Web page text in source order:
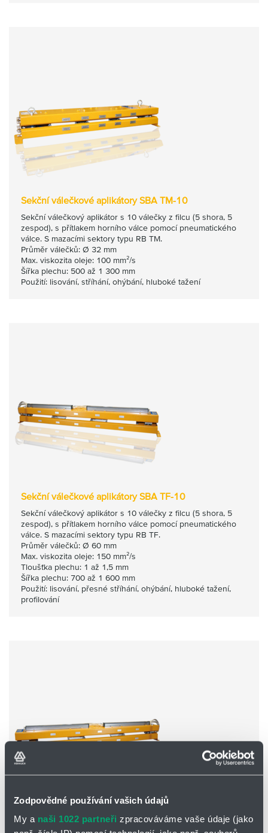
Zodpovědné používání vašich údajů
My a naši 1022 partneři zpracováváme vaše údaje (jako
Sekční válečkové aplikátory SBA TM-10
Sekční válečkový aplikátor s 10 válečky z filcu (5 shora, 5
zespod), s přítlakem horního válce pomocí pneumatického
válce. S mazacími sektory typu RB TM.
Průměr válečků: Ø 32 mm
Max. viskozita oleje: 100 mm²/s
Šířka plechu: 500 až 1 300 mm
Použití: lisování, stříhání, ohýbání, hluboké tažení
Sekční válečkové aplikátory SBA TF-10
Sekční válečkový aplikátor s 10 válečky z filcu (5 shora, 5
zespod), s přítlakem horního válce pomocí pneumatického
válce. S mazacími sektory typu RB TF.
Průměr válečků: Ø 60 mm
Max. viskozita oleje: 150 mm²/s
Tloušťka plechu: 1 až 1,5 mm
Šířka plechu: 700 až 1 600 mm
Použití: lisování, přesné stříhání, ohýbání, hluboké tažení,
profilování
Sekční válečkové aplikátory SBA TB-10
Sekční válečkový aplikátor s 10 kartáčovými válečky z (5